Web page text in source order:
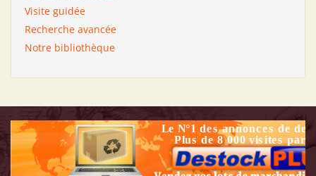
Visite guidée
Recherche avancée
Notre bibliothèque